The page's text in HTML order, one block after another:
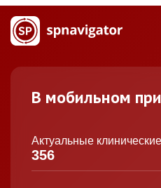
В мобильном
Актуальные
356